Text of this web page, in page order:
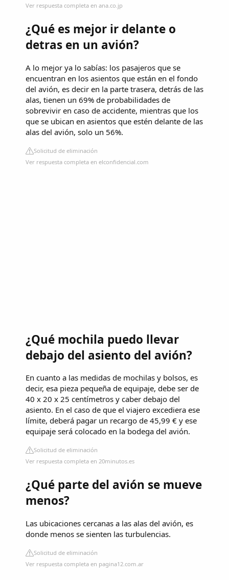
Ver respuesta completa en ana.co.jp
¿Qué es mejor ir delante o
detras en un avión?
A lo mejor ya lo sabías: los pasajeros que se
encuentran en los asientos que están en el fondo
del avión, es decir en la parte trasera, detrás de las
alas, tienen un 69% de probabilidades de
sobrevivir en caso de accidente, mientras que los
que se ubican en asientos que estén delante de las
alas del avión, solo un 56%.
Solicitud de eliminación
Ver respuesta completa en elconfidencial.com
¿Qué mochila puedo llevar
debajo del asiento del avión?
En cuanto a las medidas de mochilas y bolsos, es
decir, esa pieza pequeña de equipaje, debe ser de
40 x 20 x 25 centímetros y caber debajo del
asiento. En el caso de que el viajero excediera ese
límite, deberá pagar un recargo de 45,99 € y ese
equipaje será colocado en la bodega del avión.
Solicitud de eliminación
Ver respuesta completa en 20minutos.es
¿Qué parte del avión se mueve
menos?
Las ubicaciones cercanas a las alas del avión, es
donde menos se sienten las turbulencias.
Solicitud de eliminación
Ver respuesta completa en pagina12.com.ar